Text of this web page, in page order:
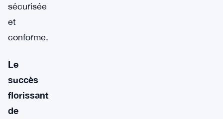
sécurisée
et
conforme.
Le
succès
florissant
de